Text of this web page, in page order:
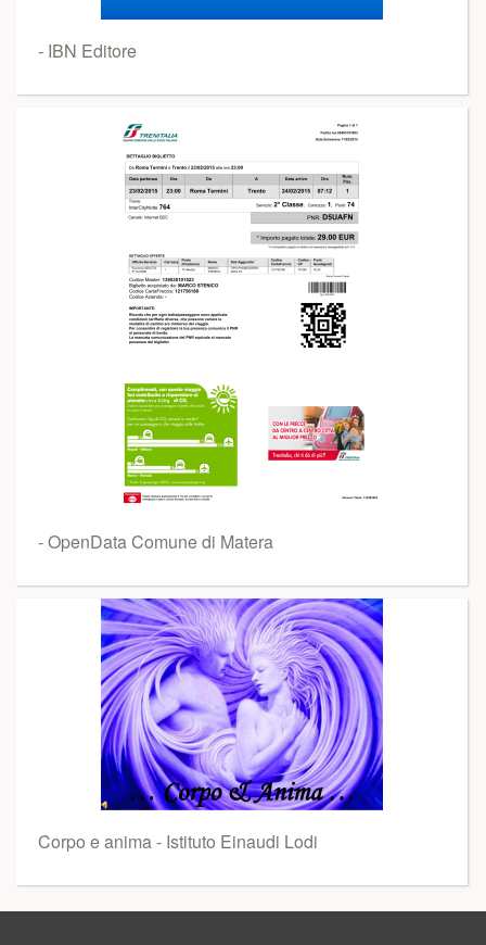
- IBN Editore
- OpenData Comune di Matera
Corpo e anima - Istituto Einaudi Lodi